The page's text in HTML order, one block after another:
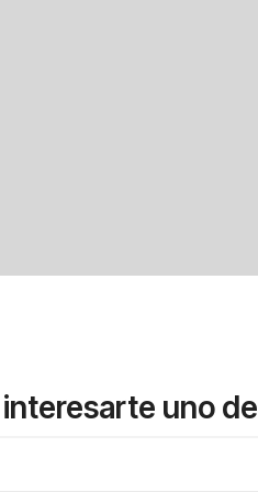
uno